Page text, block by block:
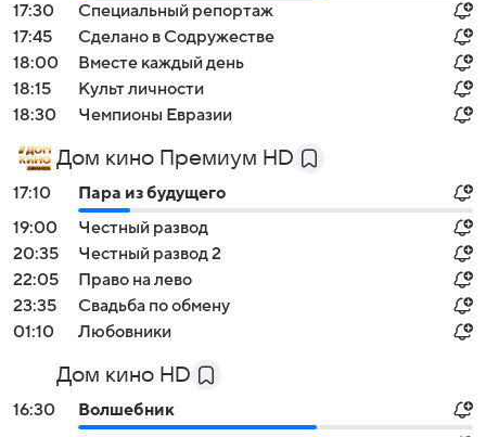
17:30
Специальный репортаж
17:45
Сделано в Содружестве
18:00
Вместе каждый день
18:15
Культ личности
18:30
Чемпионы Евразии
Дом кино Премиум HD
17:10
Пара из будущего
19:00
Честный развод
20:35
Честный развод 2
22:05
Право на лево
23:35
Свадьба по обмену
01:10
Любовники
Дом кино HD
16:30
Волшебник